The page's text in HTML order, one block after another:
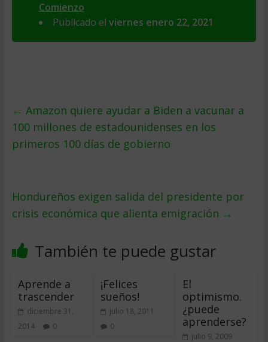
Comienzo
Publicado el viernes enero 22, 2021
← Amazon quiere ayudar a Biden a vacunar a
100 millones de estadounidenses en los
primeros 100 días de gobierno
Hondureños exigen salida del presidente por
crisis económica que alienta emigración →
También te puede gustar
Aprende a
trascender
diciembre 31,
2014
0
¡Felices
sueños!
julio 18, 2011
0
El
optimismo.
¿puede
aprenderse?
julio 9, 2009